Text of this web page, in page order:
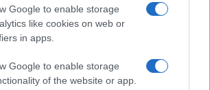
Google to enable storage
like cookies on web or
in apps.
Google to enable storage
of the website or app.
non abortire in Italia
serve un
sul fronte fiscale e meno
burocratico.